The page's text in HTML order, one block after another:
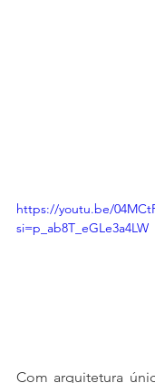
https://youtu.be/
si=p_ab8T_eGLe3a4LW
Com arquitetura